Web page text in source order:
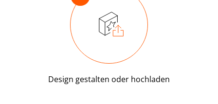
Design gestalten oder hochladen